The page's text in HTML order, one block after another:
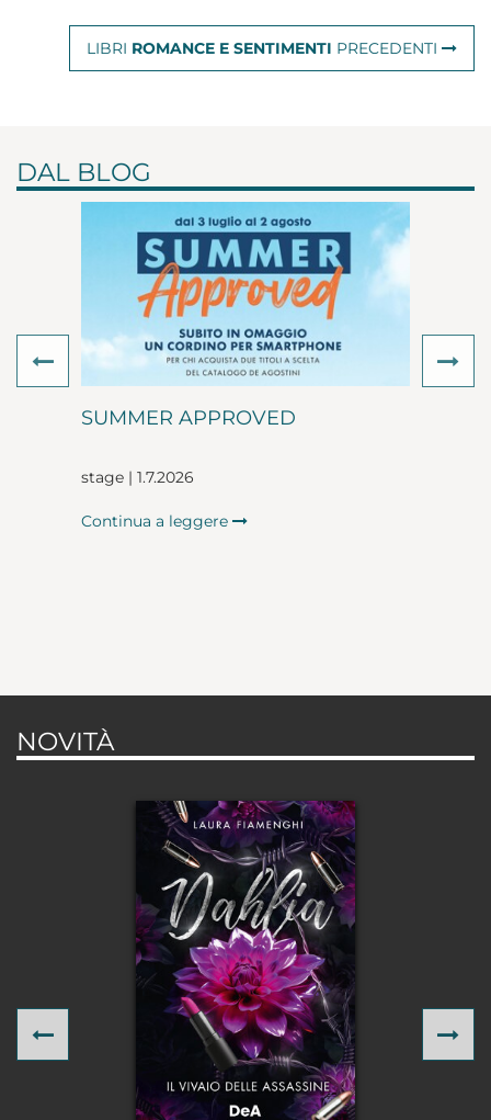
LIBRI ROMANCE E SENTIMENTI PRECEDENTI
DAL BLOG
SUMMER APPROVED
stage | 1.7.2026
Continua a leggere
Previous
NOVITÀ
Previous